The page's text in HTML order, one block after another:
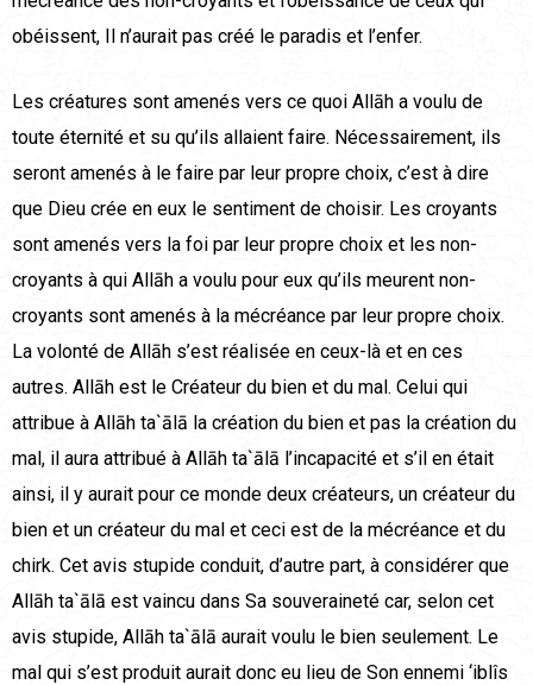
obéissent, Il n’aurait pas créé le paradis et l’enfer.
Les créatures sont amenés vers ce quoi Allāh a voulu de
toute éternité et su qu’ils allaient faire. Nécessairement, ils
seront amenés à le faire par leur propre choix, c’est à dire
que Dieu crée en eux le sentiment de choisir. Les croyants
sont amenés vers la foi par leur propre choix et les non-
croyants à qui Allāh a voulu pour eux qu’ils meurent non-
croyants sont amenés à la mécréance par leur propre choix.
La volonté de Allāh s’est réalisée en ceux-là et en ces
autres. Allāh est le Créateur du bien et du mal. Celui qui
attribue à Allāh ta`ālā la création du bien et pas la création du
mal, il aura attribué à Allāh ta`ālā l’incapacité et s’il en était
ainsi, il y aurait pour ce monde deux créateurs, un créateur du
bien et un créateur du mal et ceci est de la mécréance et du
chirk. Cet avis stupide conduit, d’autre part, à considérer que
Allāh ta`ālā est vaincu dans Sa souveraineté car, selon cet
avis stupide, Allāh ta`ālā aurait voulu le bien seulement. Le
mal qui s’est produit aurait donc eu lieu de Son ennemi ‘iblîs